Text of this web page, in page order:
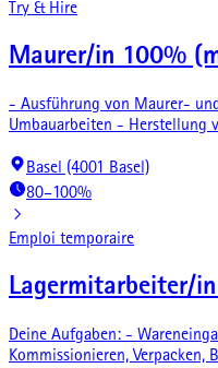
Try & Hire
Maurer/in 100%
- Ausführung von Maurer-
Umbauarbeiten - Herstellung
Basel (4001 Basel)
80–100%
Emploi temporaire
Lagermitarbeiter/
Deine Aufgaben: -
Kommissionieren,